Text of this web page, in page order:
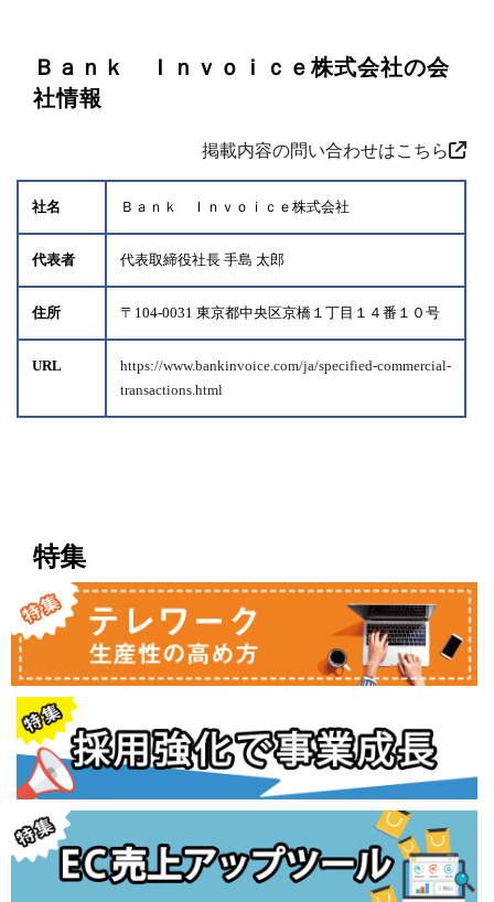
Ｂａｎｋ Ｉｎｖｏｉｃｅ株式会社の会
社情報
掲載内容の問い合わせはこちら
社名 Ｂａｎｋ Ｉｎｖｏｉｃｅ株式会社
代表者 代表取締役社長 手島 太郎
住所 〒104-0031 東京都中央区京橋１丁目１４番１０号
URL
https://www.bankinvoice.com/ja/specified-commercial-
transactions.html
特集